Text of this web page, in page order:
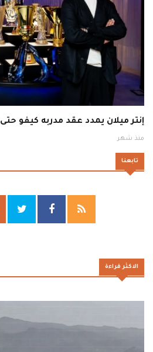
إنتر ميلان يمدد عقد مدربه كيفو حتى 2028
منذ شهر
تابعنا
الاكثر قراءة